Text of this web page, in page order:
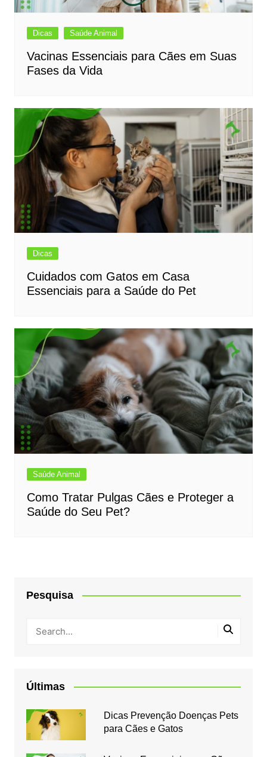
Dicas Saúde Animal
Vacinas Essenciais para Cães em Suas
Fases da Vida
Dicas
Cuidados com Gatos em Casa
Essenciais para a Saúde do Pet
Saúde Animal
Como Tratar Pulgas Cães e Proteger a
Saúde do Seu Pet?
Pesquisa
Últimas
Dicas Prevenção Doenças Pets
para Cães e Gatos